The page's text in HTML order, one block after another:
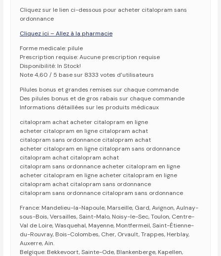
Cliquez sur le lien ci-dessous pour acheter citalopram sans
ordonnance
Cliquez ici – Allez à la pharmacie
Forme medicale: pilule
Prescription requise: Aucune prescription requise
Disponibilité: In Stock!
Note 4,60 / 5 base sur 8333 votes d’utilisateurs
Pilules bonus et grandes remises sur chaque commande
Des pilules bonus et de gros rabais sur chaque commande
Informations détaillées sur les produits médicaux
citalopram achat acheter citalopram en ligne
acheter citalopram en ligne citalopram achat
citalopram sans ordonnance citalopram achat
acheter citalopram en ligne citalopram sans ordonnance
citalopram achat citalopram achat
citalopram sans ordonnance acheter citalopram en ligne
acheter citalopram en ligne acheter citalopram en ligne
citalopram achat citalopram sans ordonnance
citalopram sans ordonnance citalopram sans ordonnance
France: Mandelieu-la-Napoule, Marseille, Gard, Avignon, Aulnay-
sous-Bois, Versailles, Saint-Malo, Noisy-le-Sec, Toulon, Centre-
Val de Loire, Wasquehal, Mayenne, Montfermeil, Saint-Étienne-
du-Rouvray, Bois-Colombes, Cher, Orvault, Trappes, Herblay,
Auxerre, Ain.
Belgique: Bekkevoort, Sainte-Ode, Blankenberge, Kapellen,